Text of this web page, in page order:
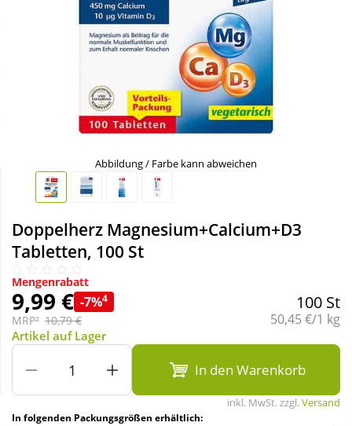
Liebe & Erotik
Mutter & Kind
Natur & Homöopathie
Sanitätshaus
Sport & Fitness
Tierbedarf
Abbildung / Farbe kann abweichen
Doppelherz Magnesium+Calcium+D3
Tabletten, 100 St
Mengenrabatt
9,99 € -7%4
MRP² 10,79 €
100 St
Grundpreis:
50,45 €/1 kg
Artikel auf Lager
In den Warenkorb
inkl. MwSt. zzgl.Versand
In folgenden Packungsgrößen erhältlich: